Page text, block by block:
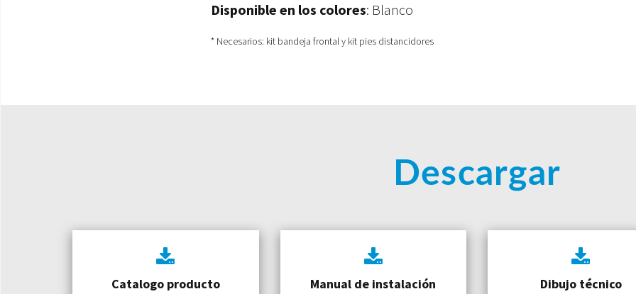
Disponible en los colores: Blanco
* Necesarios: kit bandeja frontal y kit pies distancidores
Descargar
Catalogo producto Manual de instalación Dibujo técnico